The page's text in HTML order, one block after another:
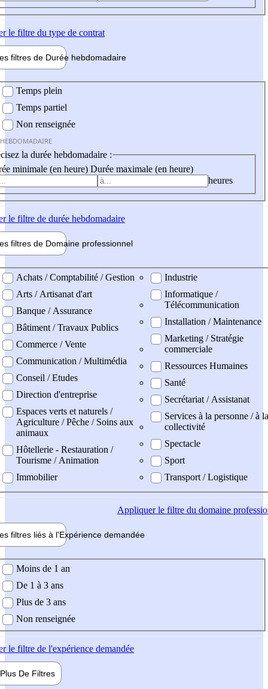
le filtre du type de contrat
filtres de Durée hebdomadaire
Temps plein
Temps partiel
Non renseignée
la durée hebdomadaire :
minimale (en heure) Durée maximale (en heure)
heures
le filtre de durée hebdomadaire
filtres de Domaine professionnel
professionel
Achats / Comptabilité / Gestion
Arts / Artisanat d'art
Banque / Assurance
Bâtiment / Travaux Publics
Commerce / Vente
Communication / Multimédia
Conseil / Etudes
Direction d'entreprise
Espaces verts et naturels /
Agriculture / Pêche / Soins aux
animaux
Hôtellerie - Restauration /
Tourisme / Animation
Immobilier
Industrie
Informatique /
Télécommunication
Installation / Maintenance
Marketing / Stratégie
commerciale
Ressources Humaines
Santé
Secrétariat / Assistanat
Services à la personne / à la
collectivité
Spectacle
Sport
Transport / Logistique
Appliquerle filtre du domaine
filtres liés à l'Expérience demandée
demandée
Moins de 1 an
De 1 à 3 ans
Plus de 3 ans
Non renseignée
le filtre de l'expérience demandée
Plus De Filtres